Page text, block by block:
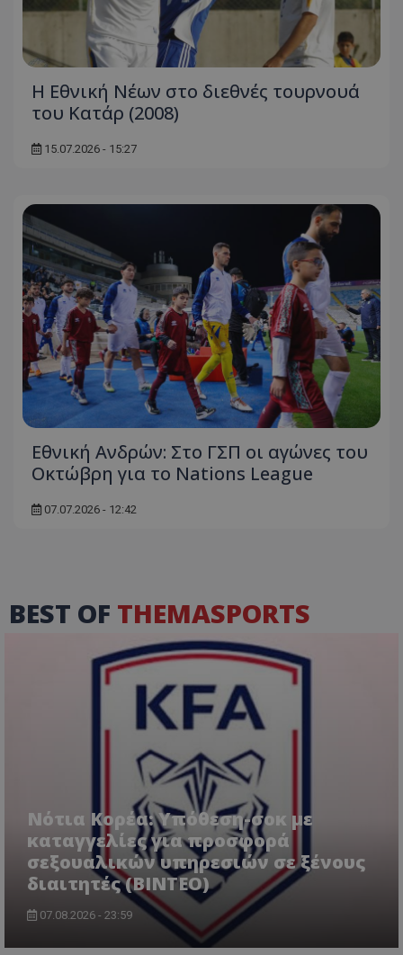
Η Εθνική Νέων στο διεθνές τουρνουά
του Κατάρ (2008)
15.07.2026 - 15:27
Εθνική Ανδρών: Στο ΓΣΠ οι αγώνες του
Οκτώβρη για το Nations League
07.07.2026 - 12:42
BEST OF THEMASPORTS
Νότια Κορέα: Υπόθεση-σοκ με
καταγγελίες για προσφορά
σεξουαλικών υπηρεσιών σε ξένους
διαιτητές (BINTEO)
07.08.2026 - 23:59